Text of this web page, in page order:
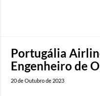
Portugália
Engenheiro de
20 de Outubro de 2023